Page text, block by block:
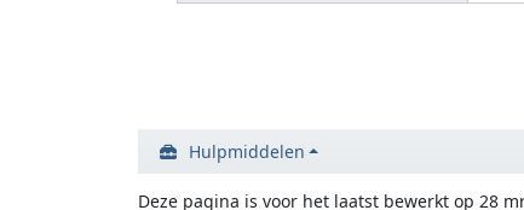
Hulpmiddelen
Deze pagina is voor het laatst bewerkt op 28